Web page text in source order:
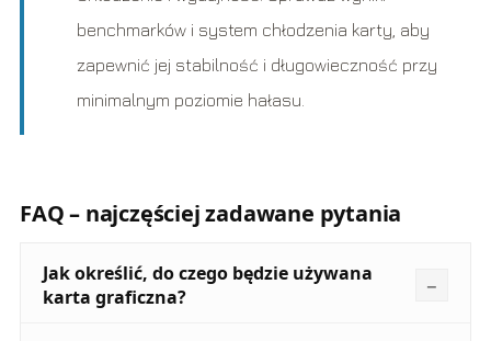
benchmarków i system chłodzenia karty, aby
zapewnić jej stabilność i długowieczność przy
minimalnym poziomie hałasu.
FAQ – najczęściej zadawane pytania
Jak określić, do czego będzie używana
karta graficzna?